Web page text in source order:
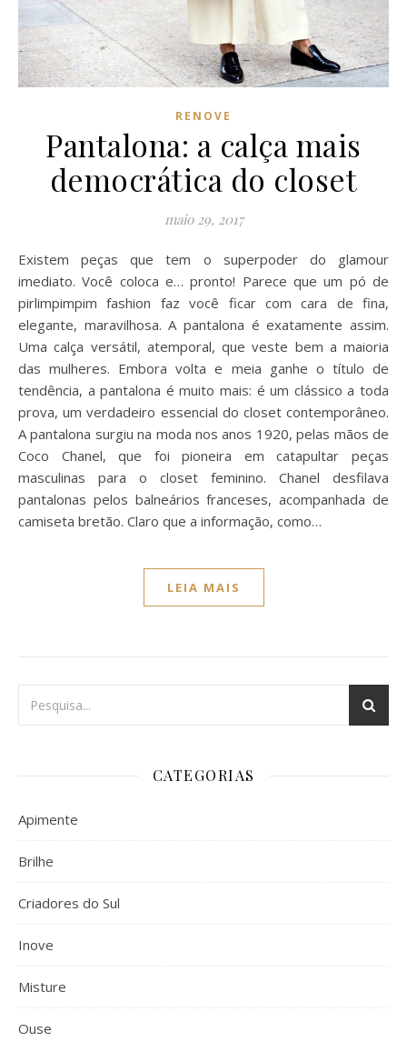
RENOVE
Pantalona: a calça mais
democrática do closet
maio 29, 2017
Existem peças que tem o superpoder do glamour
imediato. Você coloca e… pronto! Parece que um pó de
pirlimpimpim fashion faz você ficar com cara de fina,
elegante, maravilhosa. A pantalona é exatamente assim.
Uma calça versátil, atemporal, que veste bem a maioria
das mulheres. Embora volta e meia ganhe o título de
tendência, a pantalona é muito mais: é um clássico a toda
prova, um verdadeiro essencial do closet contemporâneo.
A pantalona surgiu na moda nos anos 1920, pelas mãos de
Coco Chanel, que foi pioneira em catapultar peças
masculinas para o closet feminino. Chanel desfilava
pantalonas pelos balneários franceses, acompanhada de
camiseta bretão. Claro que a informação, como…
LEIA MAIS
CATEGORIAS
Apimente
Brilhe
Criadores do Sul
Inove
Misture
Ouse